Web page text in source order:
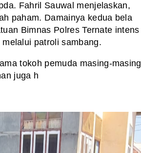
Fahril Sauwal menjelaskan,
paham. Damainya kedua bela
Bimnas Polres Ternate intens
patroli sambang.
tokoh pemuda masing-masing
juga h